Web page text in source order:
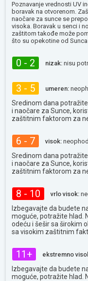
Poznavanje vrednosti UV
boravak na otvorenom.
naočare za sunce se
visoka. Boravak u senci i
zaštitom takođe može
što su opekotine od
0 - 2 nizak: nisu
3 - 5 umeren:
Sredinom dana
i naočare za Sunce,
zaštitnim faktorom za
6 - 7 visok:
Sredinom dana
i naočare za Sunce,
zaštitnim faktorom za
8 - 10 vrlo visok:
Izbegavajte da budete
moguće, potražite hlad.
odeću i šešir sa širokim
sa visokim zaštitnim
11+ ekstremno
Izbegavajte da budete
moguće, potražite hlad.